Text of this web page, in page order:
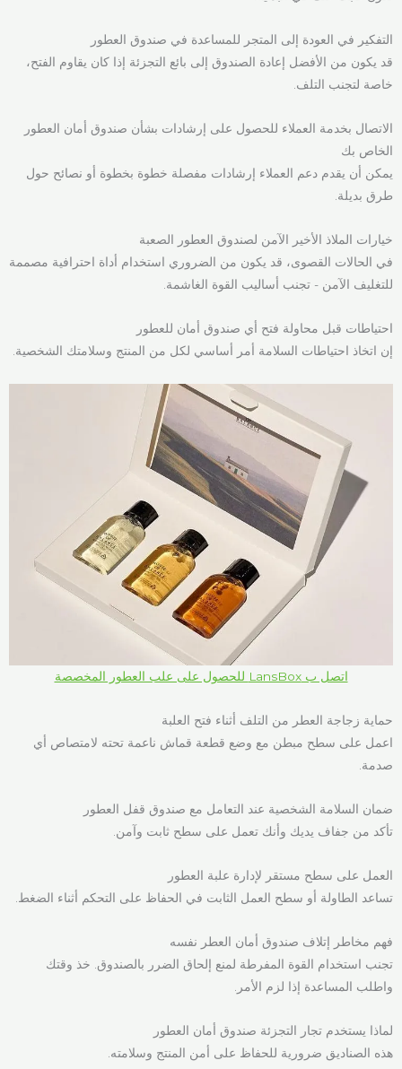
التفكير في العودة إلى المتجر للمساعدة في صندوق العطور
قد يكون من الأفضل إعادة الصندوق إلى بائع التجزئة إذا كان يقاوم الفتح،
خاصة لتجنب التلف.
الاتصال بخدمة العملاء للحصول على إرشادات بشأن صندوق أمان العطور
الخاص بك
يمكن أن يقدم دعم العملاء إرشادات مفصلة خطوة بخطوة أو نصائح حول
طرق بديلة.
خيارات الملاذ الأخير الآمن لصندوق العطور الصعبة
في الحالات القصوى، قد يكون من الضروري استخدام أداة احترافية مصممة
للتغليف الآمن - تجنب أساليب القوة الغاشمة.
احتياطات قبل محاولة فتح أي صندوق أمان للعطور
إن اتخاذ احتياطات السلامة أمر أساسي لكل من المنتج وسلامتك الشخصية.
اتصل ب LansBox للحصول على علب العطور المخصصة
حماية زجاجة العطر من التلف أثناء فتح العلبة
اعمل على سطح مبطن مع وضع قطعة قماش ناعمة تحته لامتصاص أي
صدمة.
ضمان السلامة الشخصية عند التعامل مع صندوق قفل العطور
تأكد من جفاف يديك وأنك تعمل على سطح ثابت وآمن.
العمل على سطح مستقر لإدارة علبة العطور
تساعد الطاولة أو سطح العمل الثابت في الحفاظ على التحكم أثناء الضغط.
فهم مخاطر إتلاف صندوق أمان العطر نفسه
تجنب استخدام القوة المفرطة لمنع إلحاق الضرر بالصندوق. خذ وقتك
واطلب المساعدة إذا لزم الأمر.
لماذا يستخدم تجار التجزئة صندوق أمان العطور
هذه الصناديق ضرورية للحفاظ على أمن المنتج وسلامته.